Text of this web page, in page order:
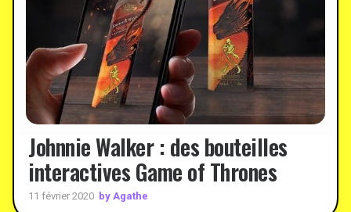
Johnnie Walker : des bouteilles
interactives Game of Thrones
11 février 2020 by Agathe